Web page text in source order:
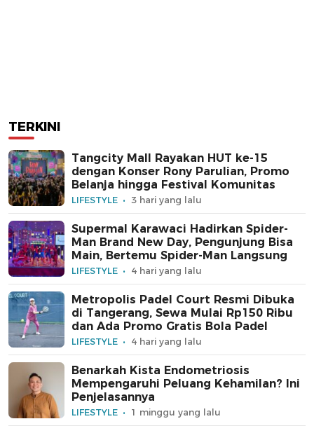
TERKINI
Tangcity Mall Rayakan HUT ke-15
dengan Konser Rony Parulian, Promo
Belanja hingga Festival Komunitas
LIFESTYLE 3 hari yang lalu
Supermal Karawaci Hadirkan Spider-
Man Brand New Day, Pengunjung Bisa
Main, Bertemu Spider-Man Langsung
LIFESTYLE 4 hari yang lalu
Metropolis Padel Court Resmi Dibuka
di Tangerang, Sewa Mulai Rp150 Ribu
dan Ada Promo Gratis Bola Padel
LIFESTYLE 4 hari yang lalu
Benarkah Kista Endometriosis
Mempengaruhi Peluang Kehamilan? Ini
Penjelasannya
LIFESTYLE 1 minggu yang lalu